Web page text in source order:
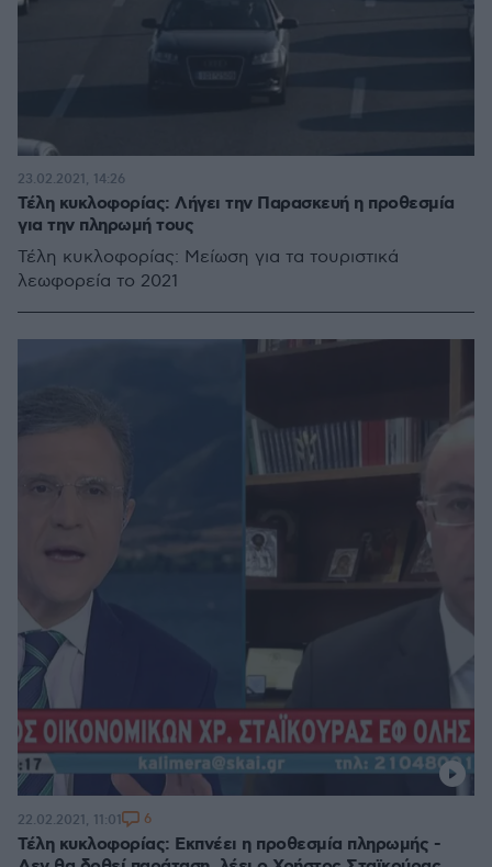
Τέλη κυκλοφορίας: Λήγει την Παρασκευή η προθεσμία
για την πληρωμή τους
Τέλη κυκλοφορίας: Μείωση για τα τουριστικά
λεωφορεία το 2021
23.02.2021, 14:26
Τέλη κυκλοφορίας: Εκπνέει η προθεσμία πληρωμής -
22.02.2021, 11:01 6